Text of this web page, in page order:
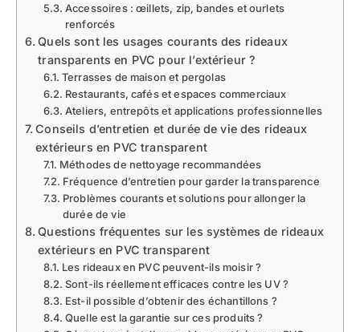
Accessoires : œillets, zip, bandes et ourlets
renforcés
Quels sont les usages courants des rideaux
transparents en PVC pour l’extérieur ?
Terrasses de maison et pergolas
Restaurants, cafés et espaces commerciaux
Ateliers, entrepôts et applications professionnelles
Conseils d’entretien et durée de vie des rideaux
extérieurs en PVC transparent
Méthodes de nettoyage recommandées
Fréquence d’entretien pour garder la transparence
Problèmes courants et solutions pour allonger la
durée de vie
Questions fréquentes sur les systèmes de rideaux
extérieurs en PVC transparent
Les rideaux en PVC peuvent-ils moisir ?
Sont-ils réellement efficaces contre les UV ?
Est-il possible d’obtenir des échantillons ?
Quelle est la garantie sur ces produits ?